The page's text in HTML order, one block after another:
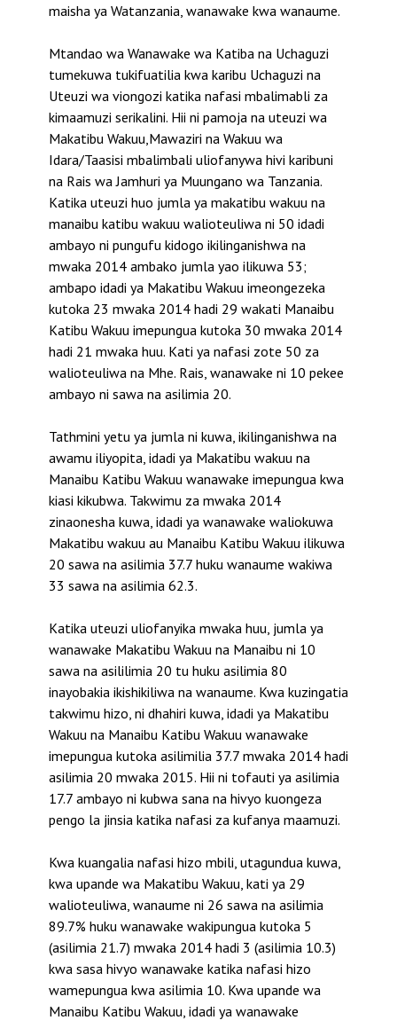
maisha ya Watanzania, wanawake kwa wanaume.
Mtandao wa Wanawake wa Katiba na Uchaguzi
tumekuwa tukifuatilia kwa karibu Uchaguzi na
Uteuzi wa viongozi katika nafasi mbalimabli za
kimaamuzi serikalini. Hii ni pamoja na uteuzi wa
Makatibu Wakuu,Mawaziri na Wakuu wa
Idara/Taasisi mbalimbali uliofanywa hivi karibuni
na Rais wa Jamhuri ya Muungano wa Tanzania.
Katika uteuzi huo jumla ya makatibu wakuu na
manaibu katibu wakuu walioteuliwa ni 50 idadi
ambayo ni pungufu kidogo ikilinganishwa na
mwaka 2014 ambako jumla yao ilikuwa 53;
ambapo idadi ya Makatibu Wakuu imeongezeka
kutoka 23 mwaka 2014 hadi 29 wakati Manaibu
Katibu Wakuu imepungua kutoka 30 mwaka 2014
hadi 21 mwaka huu. Kati ya nafasi zote 50 za
walioteuliwa na Mhe. Rais, wanawake ni 10 pekee
ambayo ni sawa na asilimia 20.
Tathmini yetu ya jumla ni kuwa, ikilinganishwa na
awamu iliyopita, idadi ya Makatibu wakuu na
Manaibu Katibu Wakuu wanawake imepungua kwa
kiasi kikubwa. Takwimu za mwaka 2014
zinaonesha kuwa, idadi ya wanawake waliokuwa
Makatibu wakuu au Manaibu Katibu Wakuu ilikuwa
20 sawa na asilimia 37.7 huku wanaume wakiwa
33 sawa na asilimia 62.3.
Katika uteuzi uliofanyika mwaka huu, jumla ya
wanawake Makatibu Wakuu na Manaibu ni 10
sawa na asililimia 20 tu huku asilimia 80
inayobakia ikishikiliwa na wanaume. Kwa kuzingatia
takwimu hizo, ni dhahiri kuwa, idadi ya Makatibu
Wakuu na Manaibu Katibu Wakuu wanawake
imepungua kutoka asilimilia 37.7 mwaka 2014 hadi
asilimia 20 mwaka 2015. Hii ni tofauti ya asilimia
17.7 ambayo ni kubwa sana na hivyo kuongeza
pengo la jinsia katika nafasi za kufanya maamuzi.
Kwa kuangalia nafasi hizo mbili, utagundua kuwa,
kwa upande wa Makatibu Wakuu, kati ya 29
walioteuliwa, wanaume ni 26 sawa na asilimia
89.7% huku wanawake wakipungua kutoka 5
(asilimia 21.7) mwaka 2014 hadi 3 (asilimia 10.3)
kwa sasa hivyo wanawake katika nafasi hizo
wamepungua kwa asilimia 10. Kwa upande wa
Manaibu Katibu Wakuu, idadi ya wanawake